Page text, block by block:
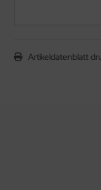
Artikeldatenblatt